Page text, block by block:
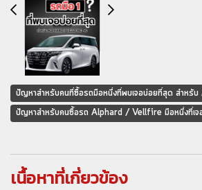
ปัญหาสำหรับคนที่ซื้อรถมือหนึ่งที่พบเจอบ่อยที่สุด สำห
ปัญหาสำหรับคนซื้อรถ Alphard / Vellfire มือหนึ่งที่เจ
เนื้อหาที่เกี่ยวข้อง